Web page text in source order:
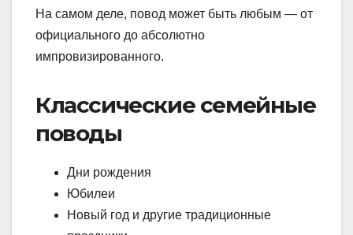
На самом деле, повод может быть любым — от
официального до абсолютно
импровизированного.
Классические семейные
поводы
Дни рождения
Юбилеи
Новый год и другие традиционные